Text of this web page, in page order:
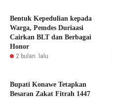
Bentuk Kepedulian kepada
Warga, Pemdes Duriaasi
Cairkan BLT dan Berbagai
Honor
2 bulan lalu
Bupati Konawe Tetapkan
Besaran Zakat Fitrah 1447